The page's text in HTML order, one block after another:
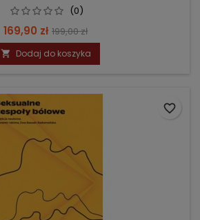
(0)
Cena
169,90 zł Cena
podstawowa
199,00 zł
 Dodaj do koszyka
favorite_border